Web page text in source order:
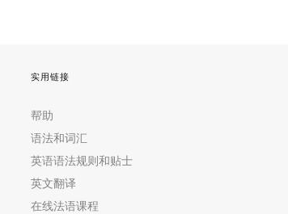
实用链接
帮助
语法和词汇
英语语法规则和贴士
英文翻译
在线法语课程